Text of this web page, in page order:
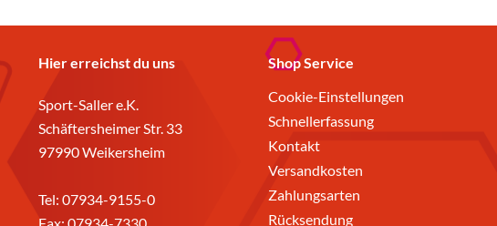
Hier erreichst du uns
Sport-Saller e.K.
Schäftersheimer Str. 33
97990 Weikersheim
Tel: 07934-9155-0
Shop Service
Cookie-Einstellungen
Schnellerfassung
Kontakt
Versandkosten
Zahlungsarten
Rücksendung